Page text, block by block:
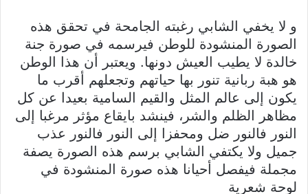
و لا يخفي الشابي رغبته الجامحة في تحقق هذه
الصورة المنشودة للوطن فيرسمه في صورة جنة
خالدة لا يطيب العيش دونها. ويعتبر أن هذا الوطن
هو هبة ربانية تنور بها حياتهم وتجعلهم أقرب ما
يكون إلى عالم المثل والقيم السامية بعيدا عن كل
مظاهر الظلم والشر، فينشد بايقاع مؤثر مرغبا إلى
النور فالنور ضل ومحفزا إلى النور فالنور عذب
جميل ولا يكتفي الشابي برسم هذه الصورة يصفة
مجملة فيفصل أحيانا هذه صورة المنشودة في
لوحة شعرية